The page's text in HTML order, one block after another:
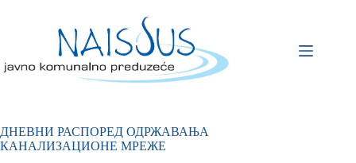
ДНЕВНИ РАСПОРЕД ОДРЖАВАЊА
КАНАЛИЗАЦИОНЕ МРЕЖЕ